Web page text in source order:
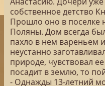
собственное детство
Прошло оно в поселке
Поляны. Дом всегда
пахло в нем вареньем
неустанно
природе, чувствовал
посадит в землю, то
- Однажды 13-летний